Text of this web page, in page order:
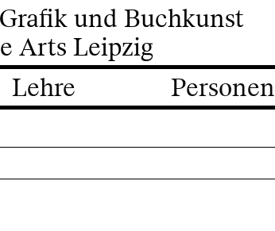
und Buchkunst
Arts Leipzig
Lehre Personen